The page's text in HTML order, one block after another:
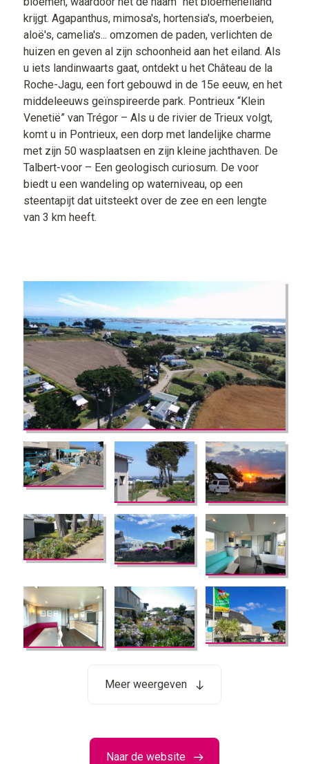
krijgt. Agapanthus, mimosa's, hortensia's, moerbeien,
aloë's, camelia's... omzomen de paden, verlichten de
huizen en geven al zijn schoonheid aan het eiland. Als
u iets landinwaarts gaat, ontdekt u het Château de la
Roche-Jagu, een fort gebouwd in de 15e eeuw, en het
middeleeuws geïnspireerde park. Pontrieux “Klein
Venetië” van Trégor – Als u de rivier de Trieux volgt,
komt u in Pontrieux, een dorp met landelijke charme
met zijn 50 wasplaatsen en zijn kleine jachthaven. De
Talbert-voor – Een geologisch curiosum. De voor
biedt u een wandeling op waterniveau, op een
steentapijt dat uitsteekt over de zee en een lengte
van 3 km heeft.
Meer weergeven
Naar de website